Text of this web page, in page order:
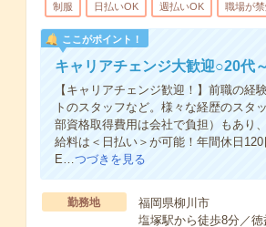
制服 日払いOK 週払いOK 職場が
ここがポイント！
キャリアチェンジ大歓迎○20代
【キャリアチェンジ歓迎！】前職の
トのスタッフなど。様々な経歴のスタ
部資格取得費用は会社で負担）もあり
給料は＜日払い＞が可能！年間休日
E…つづきを見る
勤務地
福岡県柳川市
塩塚駅から徒歩8分／